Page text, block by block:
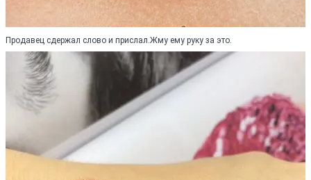
Продавец сдержал слово и прислал.Жму ему руку за это.